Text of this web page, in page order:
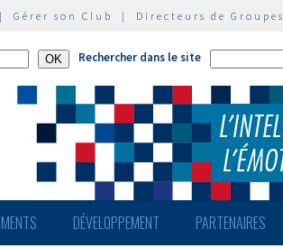
Gérer son Club | Directeurs de Groupes
Rechercher dans le site
DÉVELOPPEMENT PARTENAIRES